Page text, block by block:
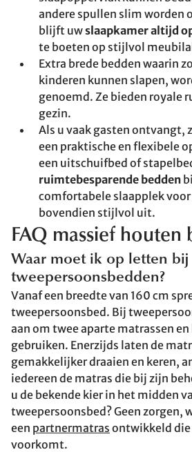
andere spullen slim worden
blijft uwslaapkamer altijd
te boeten op stijlvol
Extra brede bedden waarin
kinderen kunnen slapen,
genoemd. Ze bieden royale
gezin.
Als u vaak gasten ontvangt,
een praktische en flexibele
een uitschuifbed of
ruimtebesparende bedden
comfortabele slaapplek voor
bovendien stijlvol uit.
FAQ massief houten
Waar moet ik op letten bij
tweepersoonsbedden?
Vanaf een breedte van 160 cm
tweepersoonsbed. Bij
aan om twee aparte matrassen
gebruiken. Enerzijds laten de
gemakkelijker draaien en keren,
iedereen de matras die bij zijn
u de bekende kier in het midden
tweepersoonsbed? Geen zorgen,
een partnermatras ontwikkeld die
voorkomt.